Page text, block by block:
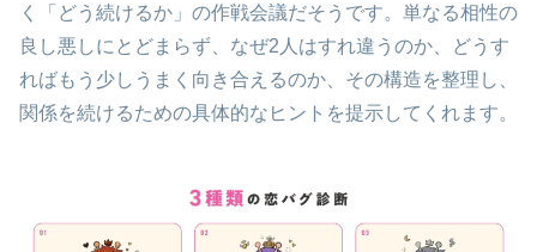
く「どう続けるか」の作戦会議だそうです。単なる相性の
良し悪しにとどまらず、なぜ2人はすれ違うのか、どうす
ればもう少しうまく向き合えるのか、その構造を整理し、
関係を続けるための具体的なヒントを提示してくれます。